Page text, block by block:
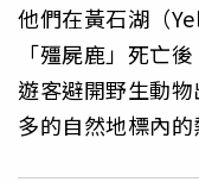
他們在黃石湖（
「殭屍鹿」死亡
遊客避開野生動
多的自然地標內的